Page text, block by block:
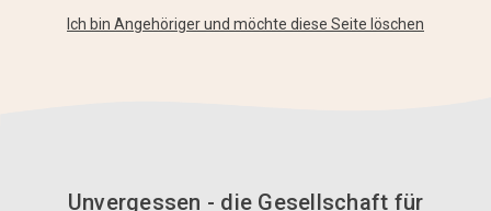
Ich bin Angehöriger und möchte diese Seite löschen
Unvergessen - die Gesellschaft für